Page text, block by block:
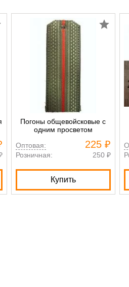
Погоны общевойсковые с
одним просветом
Оптовая:
225 ₽
Розничная: 250 ₽
Купить